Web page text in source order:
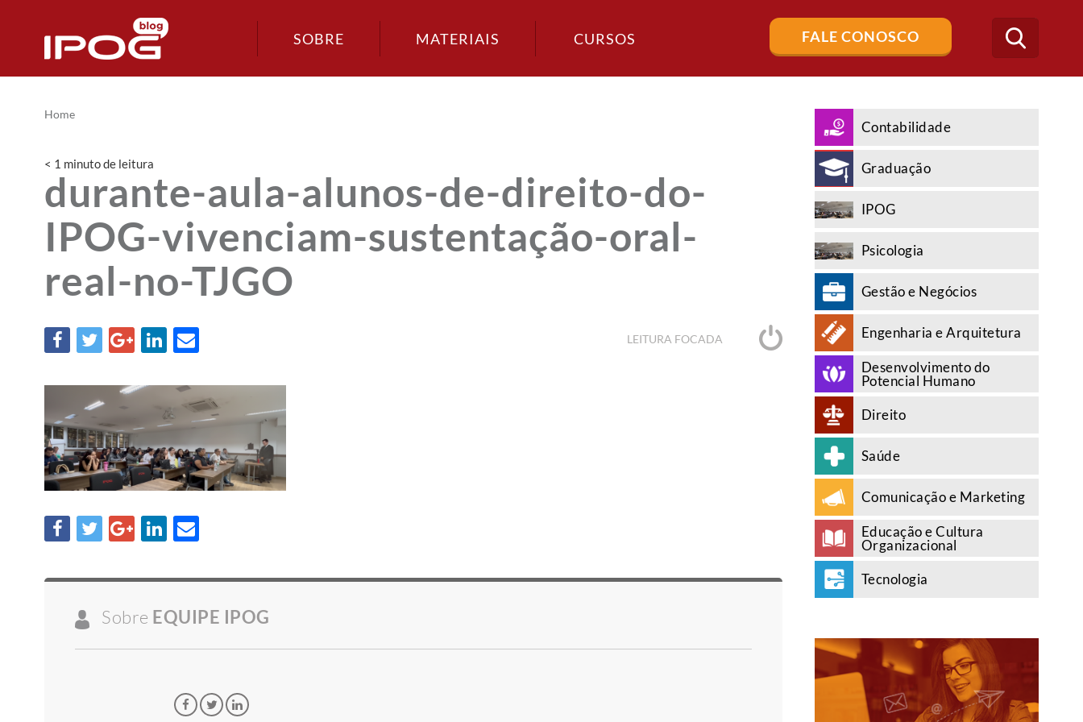
SOBRE MATERIAIS CURSOS FALE CONOSCO
Buscar
no
blog
Home
< 1 minutode leitura
durante-aula-alunos-de-direito-do-
IPOG-vivenciam-sustentação-oral-
real-no-TJGO
LEITURA FOCADA
Sobre EQUIPE IPOG
Contabilidade
Graduação
IPOG
Psicologia
Gestão e Negócios
Engenharia e Arquitetura
Desenvolvimento do
Potencial Humano
Direito
Saúde
Comunicação e Marketing
Educação e Cultura
Organizacional
Tecnologia